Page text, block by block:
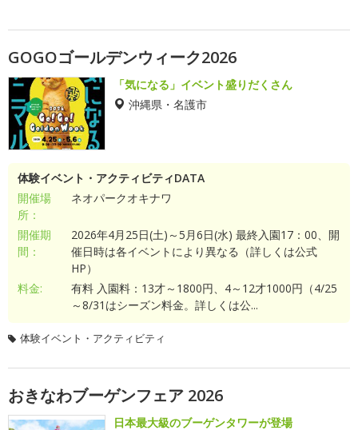
GOGOゴールデンウィーク2026
「気になる」イベント盛りだくさん
沖縄県・名護市
体験イベント・アクティビティDATA
開催場
所：
ネオパークオキナワ
開催期
間：
2026年4月25日(土)～5月6日(水) 最終入園17：00、開
催日時は各イベントにより異なる（詳しくは公式
HP）
料金:
有料 入園料：13才～1800円、4～12才1000円（4/25
～8/31はシーズン料金。詳しくは公...
体験イベント・アクティビティ
おきなわブーゲンフェア 2026
日本最大級のブーゲンタワーが登場